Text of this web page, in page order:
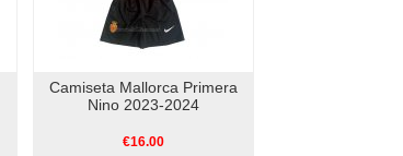
Camiseta Mallorca Primera
Nino 2023-2024
€16.00